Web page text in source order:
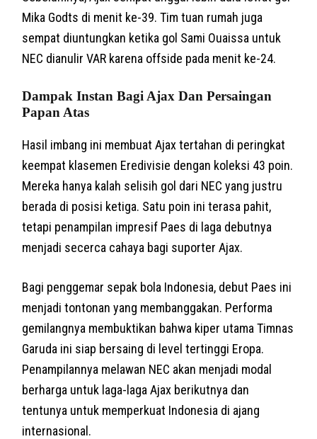
Mika Godts di menit ke-39. Tim tuan rumah juga
sempat diuntungkan ketika gol Sami Ouaissa untuk
NEC dianulir VAR karena offside pada menit ke-24.
Dampak Instan Bagi Ajax Dan Persaingan
Papan Atas
Hasil imbang ini membuat Ajax tertahan di peringkat
keempat klasemen Eredivisie dengan koleksi 43 poin.
Mereka hanya kalah selisih gol dari NEC yang justru
berada di posisi ketiga. Satu poin ini terasa pahit,
tetapi penampilan impresif Paes di laga debutnya
menjadi secerca cahaya bagi suporter Ajax.
Bagi penggemar sepak bola Indonesia, debut Paes ini
menjadi tontonan yang membanggakan. Performa
gemilangnya membuktikan bahwa kiper utama Timnas
Garuda ini siap bersaing di level tertinggi Eropa.
Penampilannya melawan NEC akan menjadi modal
berharga untuk laga-laga Ajax berikutnya dan
tentunya untuk memperkuat Indonesia di ajang
internasional.